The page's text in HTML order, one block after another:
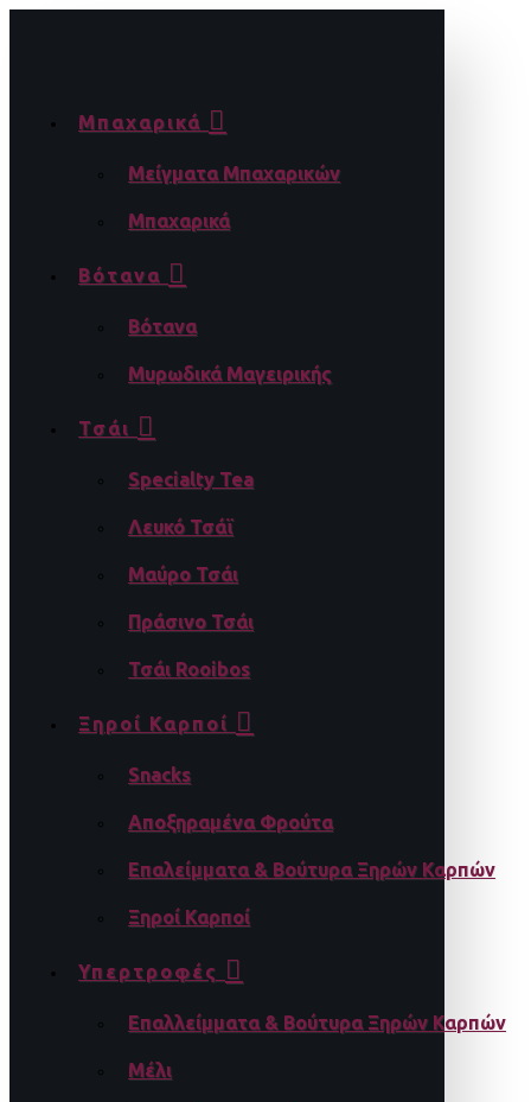
Μπαχαρικά
Μείγματα Μπαχαρικών
Μπαχαρικά
Βότανα
Βότανα
Μυρωδικά Μαγειρικής
Τσάι
Specialty Tea
Λευκό Τσάϊ
Μαύρο Τσάι
Πράσινο Τσάι
Τσάι Rooibos
Ξηροί Καρποί
Snacks
Αποξηραμένα Φρούτα
Επαλείμματα & Βούτυρα Ξηρών Καρπών
Ξηροί Καρποί
Υπερτροφές
Επαλλείμματα & Βούτυρα Ξηρών Καρπών
Μέλι